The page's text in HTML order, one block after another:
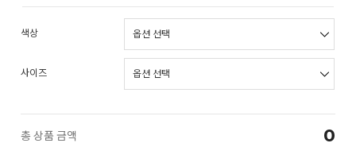
색상
사이즈
총 상품 금액 0